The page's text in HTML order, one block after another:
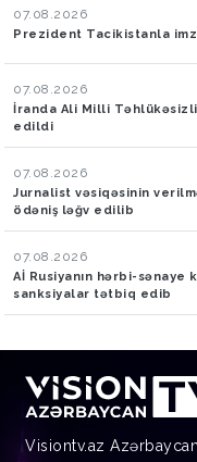
07.08.2026
Prezident Tacikistanla
07.08.2026
İranda Ali Milli
edildi
07.08.2026
Jurnalist vəsiqəsinin
ödəniş ləğv edilib
07.08.2026
Aİ Rusiyanın hərbi-sənaye
sanksiyalar tətbiq edib
Visiontv.az